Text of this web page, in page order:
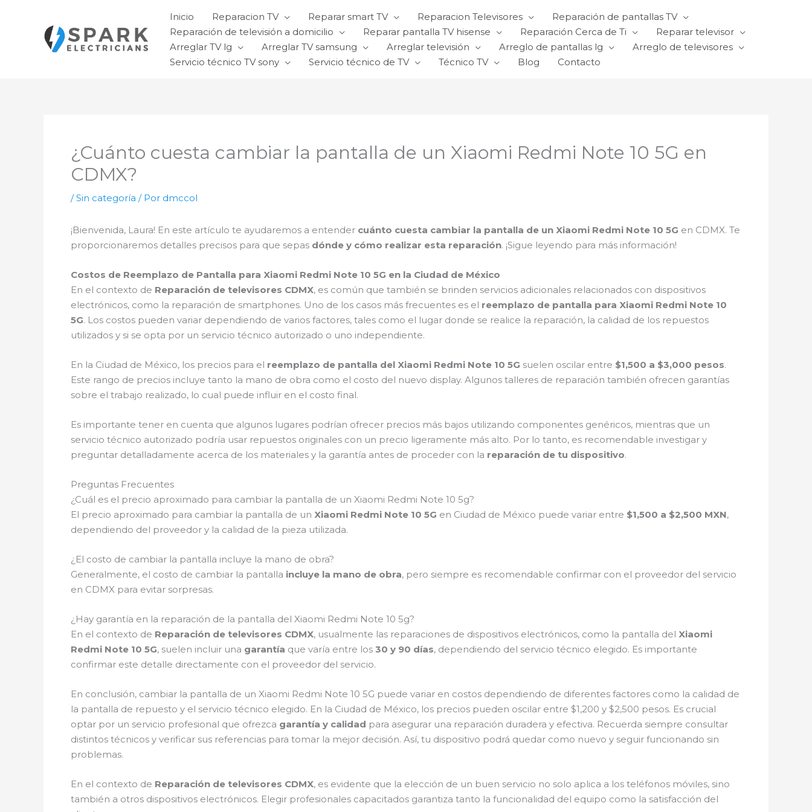
contenido
Inicio Reparacion TV Reparar smart TV Reparacion Televisores
Reparación de pantallas TV
Reparación de televisión a domicilio
Reparar pantalla TV hisense Reparación Cerca de Ti
Reparar televisor
Arreglar TV lg
Arreglar TV samsung Arreglar televisión Arreglo de pantallas lg
Arreglo de televisores
Servicio técnico TV sony
Servicio técnico de TV Técnico TV Blog Contacto
¿Cuánto cuesta cambiar la pantalla de un Xiaomi Redmi Note 10 5G en
CDMX?
/Sin categoría / Por dmccol
¡Bienvenida, Laura! En este artículo te ayudaremos a entender cuánto cuesta cambiar la pantalla de un Xiaomi Redmi Note 10 5G en CDMX. Te
proporcionaremos detalles precisos para que sepas dónde y cómo realizar esta reparación. ¡Sigue leyendo para más información!
Costos de Reemplazo de Pantalla para Xiaomi Redmi Note 10 5G en la Ciudad de México
En el contexto de Reparación de televisores CDMX, es común que también se brinden servicios adicionales relacionados con dispositivos
electrónicos, como la reparación de smartphones. Uno de los casos más frecuentes es el reemplazo de pantalla para Xiaomi Redmi Note 10
5G. Los costos pueden variar dependiendo de varios factores, tales como el lugar donde se realice la reparación, la calidad de los repuestos
utilizados y si se opta por un servicio técnico autorizado o uno independiente.
En la Ciudad de México, los precios para el reemplazo de pantalla del Xiaomi Redmi Note 10 5G suelen oscilar entre $1,500 a $3,000 pesos.
Este rango de precios incluye tanto la mano de obra como el costo del nuevo display. Algunos talleres de reparación también ofrecen garantías
sobre el trabajo realizado, lo cual puede influir en el costo final.
Es importante tener en cuenta que algunos lugares podrían ofrecer precios más bajos utilizando componentes genéricos, mientras que un
servicio técnico autorizado podría usar repuestos originales con un precio ligeramente más alto. Por lo tanto, es recomendable investigar y
preguntar detalladamente acerca de los materiales y la garantía antes de proceder con la reparación de tu dispositivo.
Preguntas Frecuentes
¿Cuál es el precio aproximado para cambiar la pantalla de un Xiaomi Redmi Note 10 5g?
El precio aproximado para cambiar la pantalla de un Xiaomi Redmi Note 10 5G en Ciudad de México puede variar entre $1,500 a $2,500 MXN,
dependiendo del proveedor y la calidad de la pieza utilizada.
¿El costo de cambiar la pantalla incluye la mano de obra?
Generalmente, el costo de cambiar la pantalla incluye la mano de obra, pero siempre es recomendable confirmar con el proveedor del servicio
en CDMX para evitar sorpresas.
¿Hay garantía en la reparación de la pantalla del Xiaomi Redmi Note 10 5g?
En el contexto de Reparación de televisores CDMX, usualmente las reparaciones de dispositivos electrónicos, como la pantalla del Xiaomi
Redmi Note 10 5G, suelen incluir una garantía que varía entre los 30 y 90 días, dependiendo del servicio técnico elegido. Es importante
confirmar este detalle directamente con el proveedor del servicio.
En conclusión, cambiar la pantalla de un Xiaomi Redmi Note 10 5G puede variar en costos dependiendo de diferentes factores como la calidad de
la pantalla de repuesto y el servicio técnico elegido. En la Ciudad de México, los precios pueden oscilar entre $1,200 y $2,500 pesos. Es crucial
optar por un servicio profesional que ofrezca garantía y calidad para asegurar una reparación duradera y efectiva. Recuerda siempre consultar
distintos técnicos y verificar sus referencias para tomar la mejor decisión. Así, tu dispositivo podrá quedar como nuevo y seguir funcionando sin
problemas.
En el contexto de Reparación de televisores CDMX, es evidente que la elección de un buen servicio no solo aplica a los teléfonos móviles, sino
también a otros dispositivos electrónicos. Elegir profesionales capacitados garantiza tanto la funcionalidad del equipo como la satisfacción del